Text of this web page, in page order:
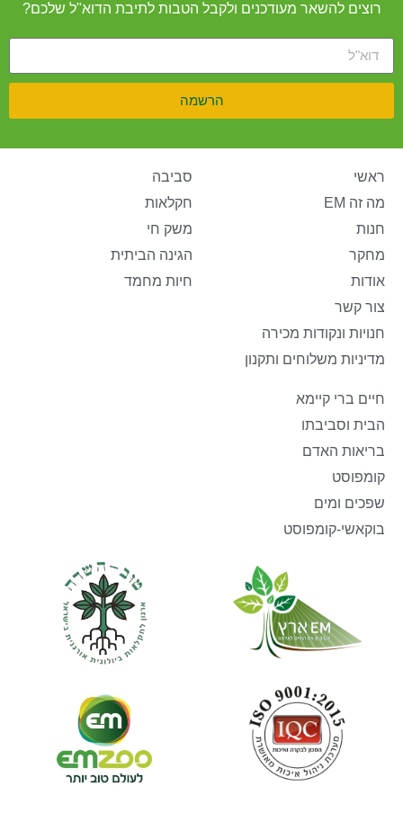
רוצים להשאר מעודכנים ולקבל הטבות לתיבת הדוא"ל שלכם?
הרשמה
ראשי
מה זה EM
חנות
מחקר
אודות
צור קשר
חנויות ונקודות מכירה
מדיניות משלוחים ותקנון
סביבה
חקלאות
משק חי
הגינה הביתית
חיות מחמד
חיים ברי קיימא
הבית וסביבתו
בריאות האדם
קומפוסט
שפכים ומים
בוקאשי-קומפוסט